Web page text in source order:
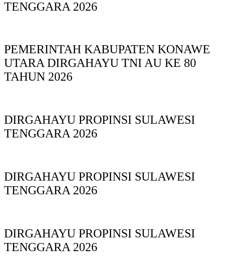
TENGGARA 2026
PEMERINTAH KABUPATEN KONAWE
UTARA DIRGAHAYU TNI AU KE 80
TAHUN 2026
DIRGAHAYU PROPINSI SULAWESI
TENGGARA 2026
DIRGAHAYU PROPINSI SULAWESI
TENGGARA 2026
DIRGAHAYU PROPINSI SULAWESI
TENGGARA 2026